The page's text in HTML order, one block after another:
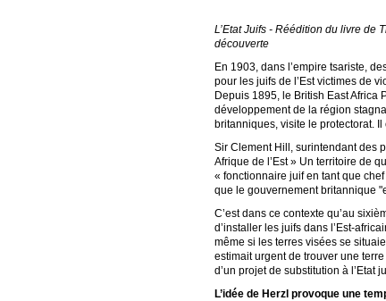
L’Etat Juifs - Réédition du livre de
découverte
En 1903, dans l’empire tsariste,
pour les juifs de l’Est victimes de
Depuis 1895, le British East
développement de la région
britanniques, visite le protectorat.
Sir Clement Hill, surintendant des
Afrique de l’Est » Un territoire de
« fonctionnaire juif en tant que
que le gouvernement britannique
C’est dans ce contexte qu’au
d’installer les juifs dans l’Est-
même si les terres visées se
estimait urgent de trouver une
d’un projet de substitution à l’Etat
L’idée de Herzl provoque une